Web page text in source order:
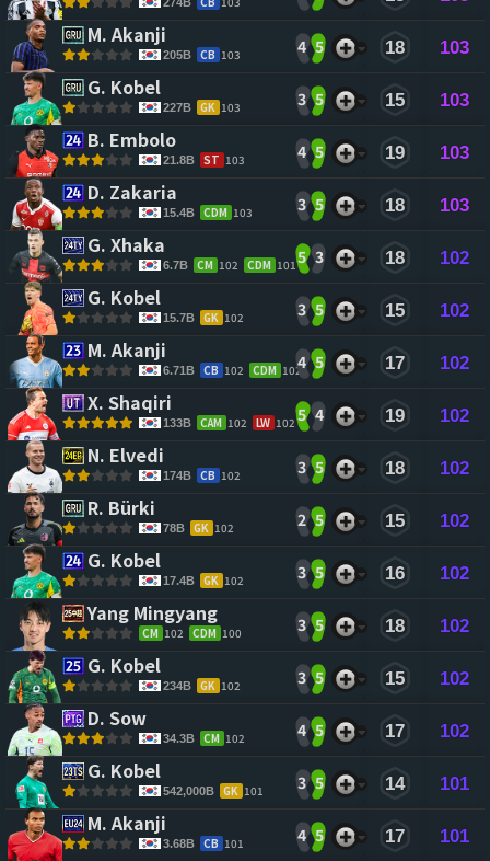
M. Akanji
205B CB 103 4 5 18 103
G. Kobel
227B GK 103 3 5 15 103
B. Embolo
21.8B ST 103 4 5 19 103
D. Zakaria
15.4B CDM 103 3 5 18 103
G. Xhaka
6.7B CM 102 CDM 101 5 3 18 102
G. Kobel
15.7B GK 102 3 5 15 102
M. Akanji
6.71B CB 102 CDM 1024 5 17 102
X. Shaqiri
133B CAM 102 LW 102 5 4 19 102
N. Elvedi
174B CB 102 3 5 18 102
R. Bürki
78B GK 102 2 5 15 102
G. Kobel
17.4B GK 102 3 5 16 102
Yang Mingyang
CM 102 CDM 100 3 5 18 102
G. Kobel
234B GK 102 3 5 15 102
D. Sow
34.3B CM 102 4 5 17 102
G. Kobel
542,000B GK 101 3 5 14 101
M. Akanji
3.68B CB 101 4 5 17 101